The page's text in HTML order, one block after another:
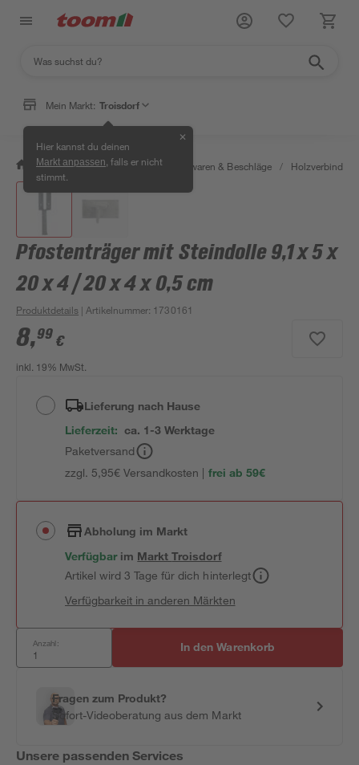
Mein Markt: Troisdorf
Hier kannst du deinen
Markt anpassen , falls er nicht
stimmt.
✕
/ Werkstatt & Maschinen / Eisenwaren & Beschläge / Holzverbinder
Pfostenträger mit Steindolle 9,1 x 5 x
20 x 4 / 20 x 4 x 0,5 cm
Produktdetails | Artikelnummer: 1730161
8,99 €
inkl. 19% MwSt.
Lieferung nach Hause
Lieferzeit: ca. 1-3 Werktage
Paketversand
zzgl. 5,95€ Versandkosten | frei ab 59€
Abholung im Markt
Verfügbar im MarktTroisdorf
Artikel wird 3 Tage für dich hinterlegt
Verfügbarkeit in anderen Märkten
Anzahl: In den Warenkorb
Fragen zum Produkt?
Sofort-Videoberatung aus dem Markt
Unsere passenden Services